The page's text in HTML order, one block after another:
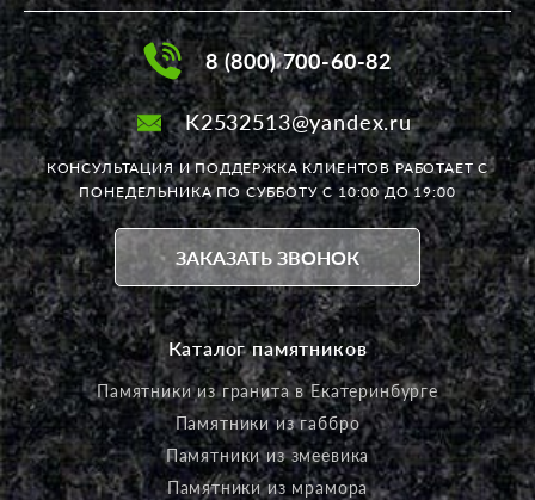
8 (800) 700-60-82
K2532513@yandex.ru
КОНСУЛЬТАЦИЯ И ПОДДЕРЖКА КЛИЕНТОВ РАБОТАЕТС
ПОНЕДЕЛЬНИКА ПО СУББОТУ С 10:00 ДО 19:00
ЗАКАЗАТЬ ЗВОНОК
Каталог памятников
Памятники из гранита в Екатеринбурге
Памятники из габбро
Памятники из змеевика
Памятники из мрамора